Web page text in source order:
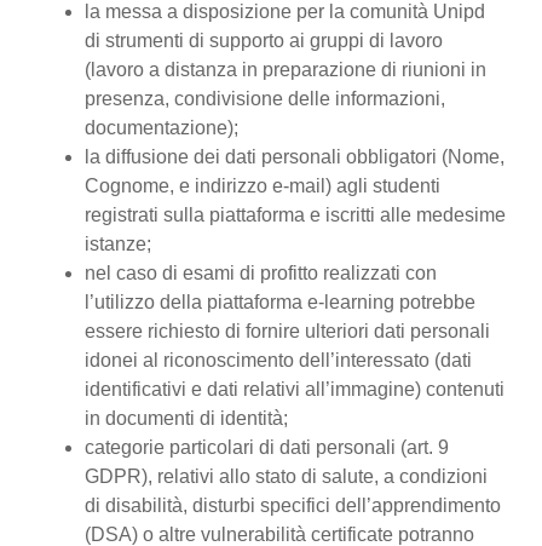
la messa a disposizione per la comunità Unipd
di strumenti di supporto ai gruppi di lavoro
(lavoro a distanza in preparazione di riunioni in
presenza, condivisione delle informazioni,
documentazione);
la diffusione dei dati personali obbligatori (Nome,
Cognome, e indirizzo e-mail) agli studenti
registrati sulla piattaforma e iscritti alle medesime
istanze;
nel caso di esami di profitto realizzati con
l’utilizzo della piattaforma e-learning potrebbe
essere richiesto di fornire ulteriori dati personali
idonei al riconoscimento dell’interessato (dati
identificativi e dati relativi all’immagine) contenuti
in documenti di identità;
categorie particolari di dati personali (art. 9
GDPR), relativi allo stato di salute, a condizioni
di disabilità, disturbi specifici dell’apprendimento
(DSA) o altre vulnerabilità certificate potranno